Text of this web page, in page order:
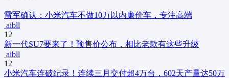
雷军确认：小米汽车不做10万以内廉价车，专注高端
aibll
12
新一代SU7要来了！预售价公布，相比老款有这些升级
aibll
12
小米汽车连破纪录！连续三月交付超4万台，602天产量达50万